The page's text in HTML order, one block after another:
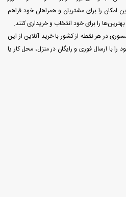
را برای مشتریان و همراهان خود فراهم
را برای خود انتخاب و خریداری کنند.
در هر نقطه از کشور با خرید آنلاین از این
با ارسال فوری و رایگان در منزل، محل کار یا